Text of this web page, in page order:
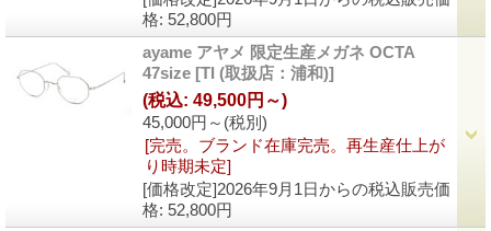
格: 52,800円
ayame アヤメ 限定生産メガネ OCTA
47size [TI (取扱店：浦和)]
45,000円～ (税別)
(税込: 49,500円～)
[完売。ブランド在庫完売。再生産仕上が
り時期未定]
[価格改定]2026年9月1日からの税込販売価
格: 52,800円